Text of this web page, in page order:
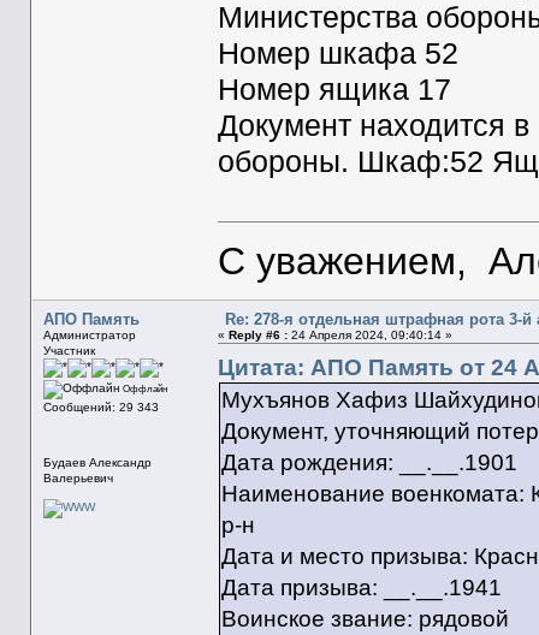
Министерства
Номер шкафа 52
Номер ящика 17
Документ находится
обороны. Шкаф:52
С уважением,
АПО Память
Администратор
Участник
Оффлайн
Сообщений: 29 343
Будаев Александр
Валерьевич
Re: 278-я отдельная штрафная рота 3-
« Reply #6 :24 Апреля 2024, 09:40:14 »
Цитата: АПО Память от 24
Мухъянов Хафиз
Документ, уточняющий
Дата рождения: __.__.1901
Наименование военкомата:
р-н
Дата и место призыва:
Дата призыва: __.__.1941
Воинское звание: рядовой